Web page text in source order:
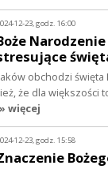
12-23, godz. 16:00
obchodzi święta
że dla większości
» więcej
12-23, godz. 15:58